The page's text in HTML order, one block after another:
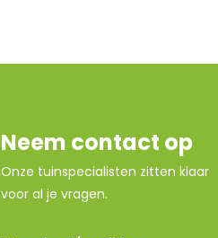
Neem contact op
Onze tuinspecialisten zitten klaar
voor al je vragen.